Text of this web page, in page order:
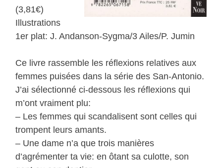
(3,81€)
Illustrations
1er plat: J. Andanson-Sygma/3 Ailes/P. Jumin
Ce livre rassemble les réflexions relatives aux
femmes puisées dans la série des San-Antonio.
J’ai sélectionné ci-dessous les réflexions qui
m’ont vraiment plu:
– Les femmes qui scandalisent sont celles qui
trompent leurs amants.
– Une dame n’a que trois manières
d’agrémenter ta vie: en ôtant sa culotte, son